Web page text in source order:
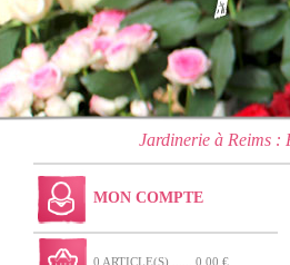
Jardinerie à Reims :
MON COMPTE
0 ARTICLE(S) ...... 0,00 €